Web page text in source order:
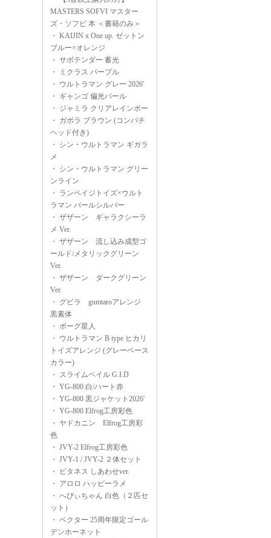
MASTERS SOFVI マスター
ズ・ソフビ 本 ＜書籍のみ＞
・ KAIJIN x One up. ゼットン
ブルー×オレンジ
・ サボテンダー 蓄光
・
ミクラス パープル
・ ウルトラマン グレー 2026'
・ ギャンゴ 偏光パール
・ ジャミラ クリアレインボー
・ ガボラ ブラウン (コンパチ
ヘッド付き)
・ シン・ウルトラマン ギガラ
メ
・ シン・ウルトラマン グリー
ンライン
・ ランペイジトイズ×ウルト
ラマン パールシルバー
・ ザザーン ギャラクシーラ
メ Ver.
・ ザザーン 流し込み成型ゴ
ールド/メタリックグリーン
Ver.
・ ザザーン ダークグリーン
Ver.
・ グビラ gumtaroアレンジ
黒素体
・ ボーグ星人
・ ウルトラマン B type ヒカリ
トイズアレンジ (グレーベース
カラー)
・ スライムペイル G.I.D
・ YG-800 白/ハート赤
・ YG-800 黒ジャケット2026'
・ YG-800 Elfrog工房彩色
・ ヤドカニン Elfrog工房彩
色
・ JVY-2 Elfrog工房彩色
・ JVY-1 / JVY-2 ２体セット
・
ビタネス しあわせver.
・ アロロ ハッピーラメ
・ へびぃちゃん 白色（２匹セ
ット）
・ ベクター 25周年限定ゴール
デンホーネット